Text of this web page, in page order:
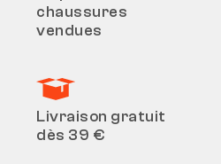
chaussures
vendues
Livraison gratuit
dès 39 €